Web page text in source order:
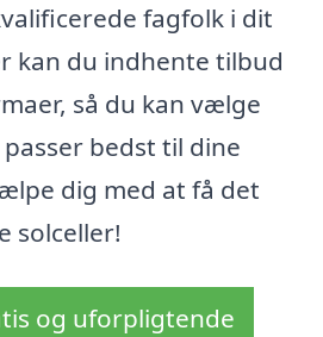
fagfolk i dit
kan du indhente tilbud
så du kan vælge
bedst til dine
dig med at få det
solceller!
og uforpligtende